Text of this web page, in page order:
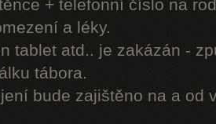
+ telefonní číslo na
a léky.
tablet atd.. je zakázán -
tábora.
bude zajištěno na a od